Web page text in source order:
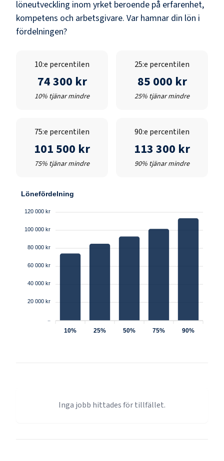
löneutveckling inom yrket beroende på erfarenhet,
kompetens och arbetsgivare. Var hamnar din lön i
fördelningen?
10:e percentilen
74 300 kr
10% tjänar mindre
25:e percentilen
85 000 kr
25% tjänar mindre
75:e percentilen
101 500 kr
75% tjänar mindre
90:e percentilen
113 300 kr
90% tjänar mindre
Lönefördelning
120 000 kr
100 000 kr
80 000 kr
60 000 kr
40 000 kr
20 000 kr
10% 25% 50% 75% 90%
Inga jobb hittades för tillfället.